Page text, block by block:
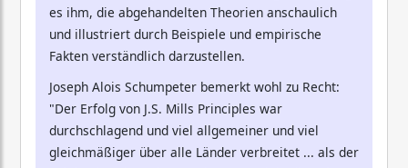
es ihm, die abgehandelten Theorien anschaulich
und illustriert durch Beispiele und empirische
Fakten verständlich darzustellen.
Joseph Alois Schumpeter bemerkt wohl zu Recht:
"Der Erfolg von J.S. Mills Principles war
durchschlagend und viel allgemeiner und viel
gleichmäßiger über alle Länder verbreitet ... als der